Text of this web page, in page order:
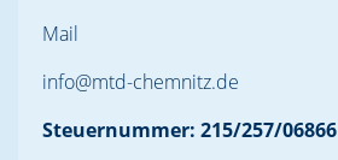
Mail
info@mtd-chemnitz.de
Steuernummer: 215/257/06866